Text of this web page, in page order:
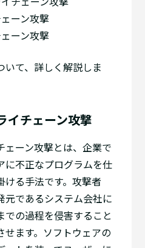
ーン攻撃
ーン攻撃
いて、詳しく解説しま
イチェーン攻撃
ェーン攻撃とは、企業で
に不正なプログラムを仕
ける手法です。攻撃者
元であるシステム会社に
の過程を侵害すること
ます。ソフトウェアの